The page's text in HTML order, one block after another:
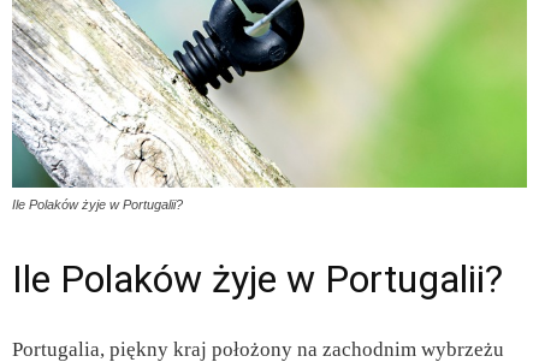
Ile Polaków żyje w Portugalii?
Ile Polaków żyje w Portugalii?
Portugalia, piękny kraj położony na zachodnim wybrzeżu